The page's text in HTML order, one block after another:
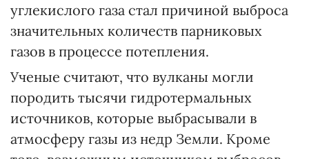
углекислого газа стал причиной выброса
значительных количеств парниковых
газов в процессе потепления.
Ученые считают, что вулканы могли
породить тысячи гидротермальных
источников, которые выбрасывали в
атмосферу газы из недр Земли. Кроме